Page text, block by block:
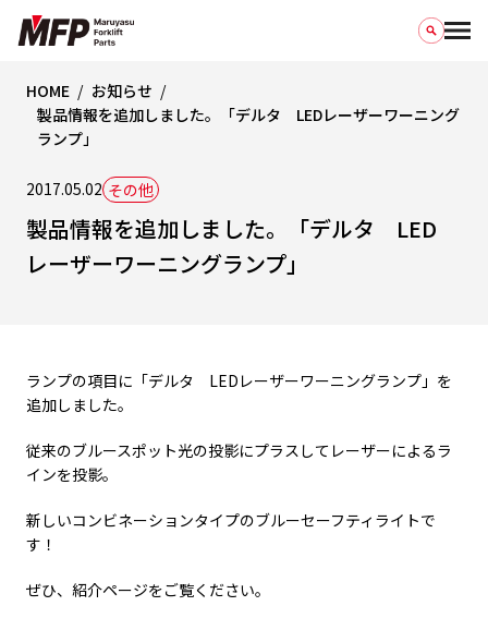
HOME
お知らせ
製品情報を追加しました。「デルタ LEDレーザーワーニング
ランプ」
2017.05.02 その他
製品情報を追加しました。「デルタ LED
レーザーワーニングランプ」
ランプの項目に「デルタ LEDレーザーワーニングランプ」を
追加しました。
従来のブルースポット光の投影にプラスしてレーザーによるラ
インを投影。
新しいコンビネーションタイプのブルーセーフティライトで
す！
ぜひ、紹介ページをご覧ください。